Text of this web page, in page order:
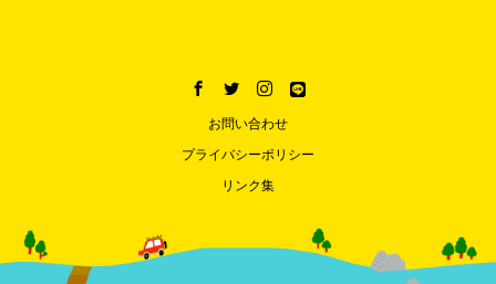
お問い合わせ
プライバシーポリシー
リンク集